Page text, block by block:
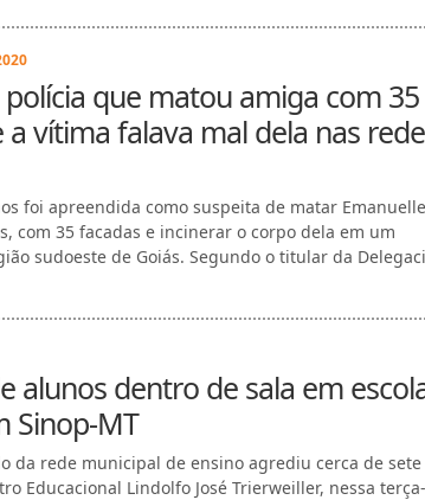
que matou amiga com 35
vítima falava mal dela nas
foi apreendida como suspeita de matar Emanuelle
com 35 facadas e incinerar o corpo dela em um
sudoeste de Goiás. Segundo o titular da
alunos dentro de sala em
Sinop-MT
da rede municipal de ensino agrediu cerca de sete
Educacional Lindolfo José Trierweiller, nessa terça-